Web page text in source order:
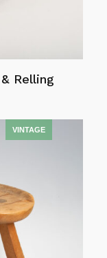
Relling